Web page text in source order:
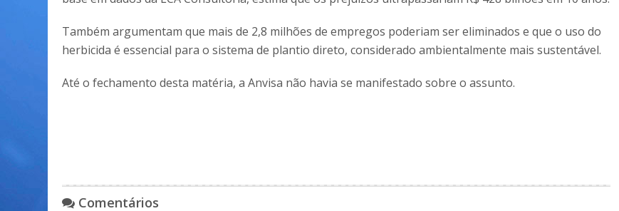
Também argumentam que mais de 2,8 milhões de empregos poderiam ser eliminados e que o uso do
herbicida é essencial para o sistema de plantio direto, considerado ambientalmente mais sustentável.
Até o fechamento desta matéria, a Anvisa não havia se manifestado sobre o assunto.
Comentários